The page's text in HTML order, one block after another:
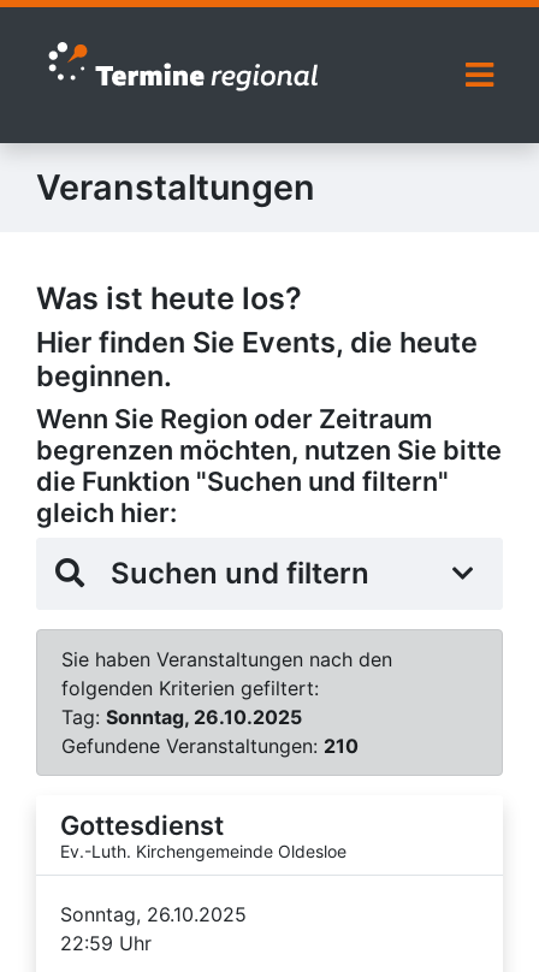
Zur Navigation springen
Zum Inhalt springen
Veranstaltungen
Was ist heute los?
Hier finden Sie Events, die heute
beginnen.
Wenn Sie Region oder Zeitraum
begrenzen möchten, nutzen Sie bitte
die Funktion "Suchen und filtern"
gleich hier:
Suchen und filtern
Sie haben Veranstaltungen nach den
folgenden Kriterien gefiltert:
Tag: Sonntag, 26.10.2025
Gefundene Veranstaltungen: 210
Gottesdienst
Ev.-Luth. Kirchengemeinde Oldesloe
Sonntag, 26.10.2025
22:59 Uhr